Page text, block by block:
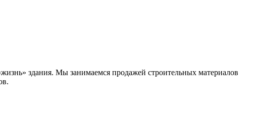
здания. Мы занимаемся продажей строительных материалов